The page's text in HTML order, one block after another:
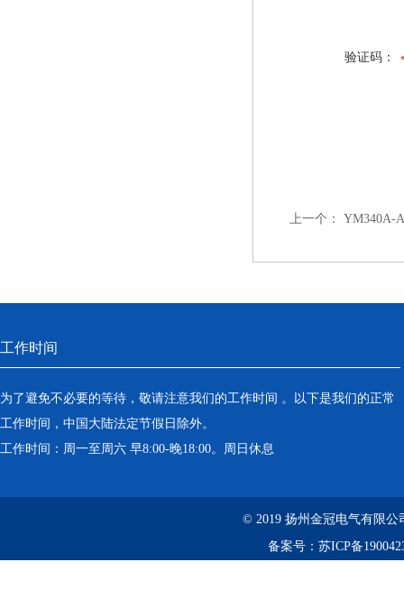
验证码：
上一个： YM340A-
工作时间
为了避免不必要的等待，敬请注意我们的工作时间 。以下是我们的正常
工作时间，中国大陆法定节假日除外。
工作时间：周一至周六 早8:00-晚18:00。周日休息
© 2019 扬州金冠电气有限公
备案号： 苏ICP备